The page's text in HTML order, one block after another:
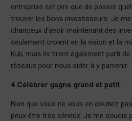
entreprise est pire que de passer
trouver les bons investisseurs. Je
chanceux d’avoir maintenant des
seulement croient en la vision et la
Kuli, mais ils tirent également parti
réseaux pour nous aider à y parvenir.
4.Célébrer gagne grand et petit.
Bien que vous ne vous en doutiez
peux être très sérieux. Je me soucie